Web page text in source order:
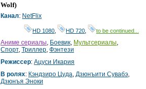
Wolf)
Канал: NetFlix
HD 1080 HD 720 to be continued...
Аниме сериалы, Боевик, Мультсериалы,
Спорт, Триллер, Фэнтези
Режиссер: Ацуси Икария
В ролях: Кэндзиро Цуда, Дзюнъити Сувабэ,
Дзюнъя Эноки